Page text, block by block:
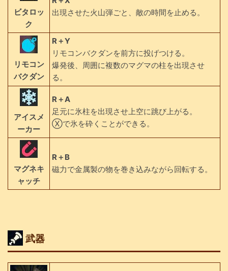
ビタロッ
ク
出現させた火山弾ごと、敵の時間を止める。
リモコン
バクダン
R＋Y
リモコンバクダンを前方に投げつける。
爆発後、周囲に複数のマグマの柱を出現させ
る。
アイスメ
ーカー
R＋A
足元に氷柱を出現させ上空に跳び上がる。
Ⓧで氷を砕くことができる。
マグネキ
ャッチ
R＋B
磁力で金属製の物を巻き込みながら回転する。
武器